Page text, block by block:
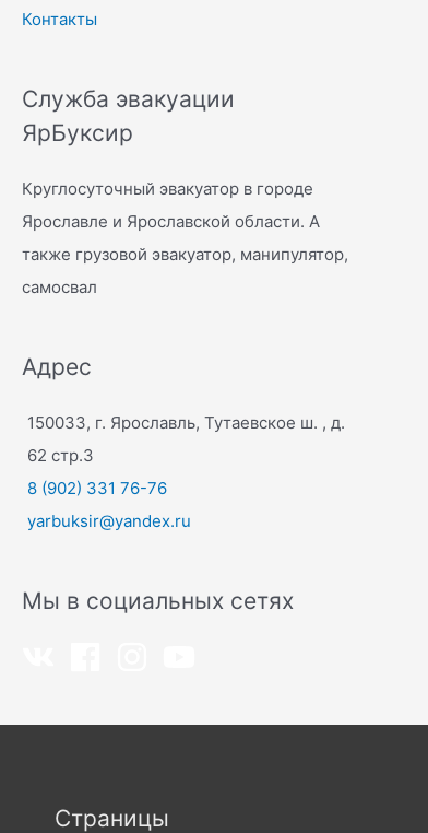
Контакты
Служба эвакуации
ЯрБуксир
Круглосуточный эвакуатор в городе
Ярославле и Ярославской области. А
также грузовой эвакуатор, манипулятор,
самосвал
Адрес
150033, г. Ярославль, Тутаевское ш. , д.
62 стр.3
8 (902) 331 76-76
yarbuksir@yandex.ru
Мы в социальных сетях
Страницы